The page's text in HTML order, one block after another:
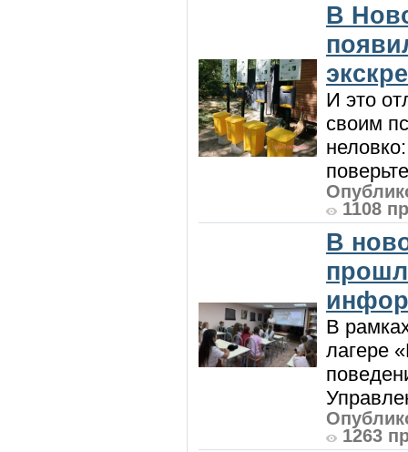
В
И это
своим
1108
В
В
лагере
1263